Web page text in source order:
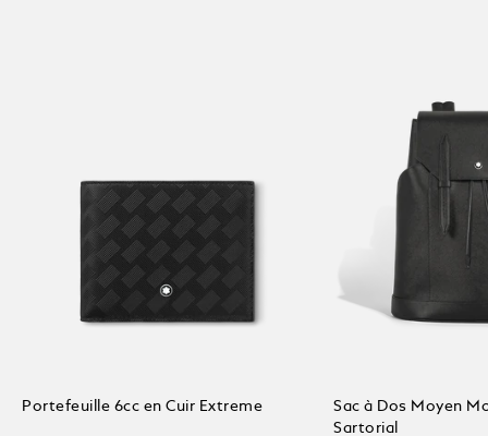
Portefeuille 6cc en Cuir Extreme
Sac à Dos Moyen
Sartorial